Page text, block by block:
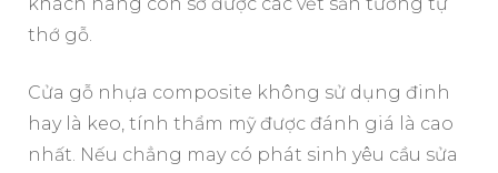
thớ gỗ.
Cửa gỗ nhựa composite không sử dụng đinh
hay là keo, tính thẩm mỹ được đánh giá là cao
nhất. Nếu chẳng may có phát sinh yêu cầu sửa